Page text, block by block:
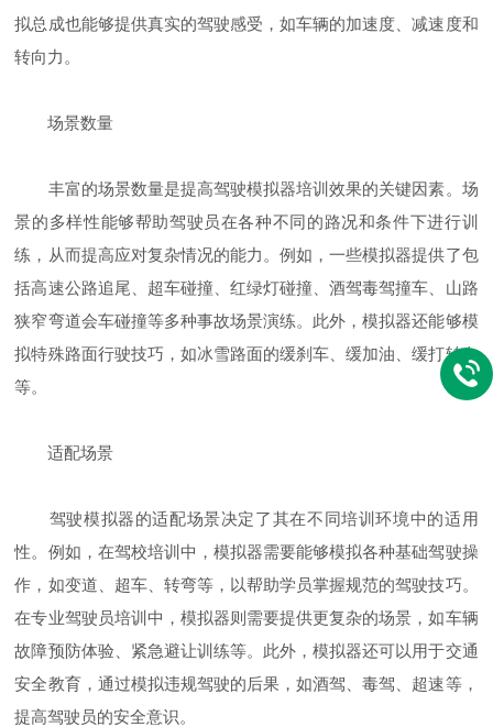
拟总成也能够提供真实的驾驶感受，如车辆的加速度、减速度和
转向力。
场景数量
丰富的场景数量是提高驾驶模拟器培训效果的关键因素。场
景的多样性能够帮助驾驶员在各种不同的路况和条件下进行训
练，从而提高应对复杂情况的能力。例如，一些模拟器提供了包
括高速公路追尾、超车碰撞、红绿灯碰撞、酒驾毒驾撞车、山路
狭窄弯道会车碰撞等多种事故场景演练。此外，模拟器还能够模
拟特殊路面行驶技巧，如冰雪路面的缓刹车、缓加油、缓打转向
等。
适配场景
驾驶模拟器的适配场景决定了其在不同培训环境中的适用
性。例如，在驾校培训中，模拟器需要能够模拟各种基础驾驶操
作，如变道、超车、转弯等，以帮助学员掌握规范的驾驶技巧。
在专业驾驶员培训中，模拟器则需要提供更复杂的场景，如车辆
故障预防体验、紧急避让训练等。此外，模拟器还可以用于交通
安全教育，通过模拟违规驾驶的后果，如酒驾、毒驾、超速等，
提高驾驶员的安全意识。